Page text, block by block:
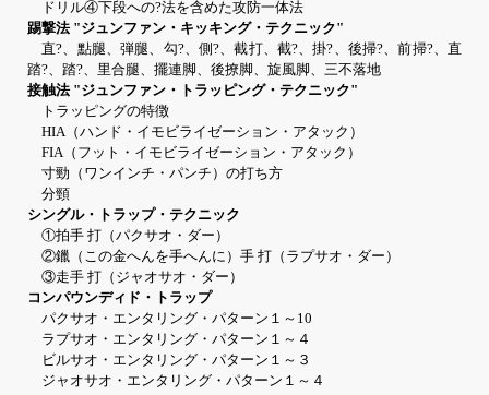
ドリル④下段への?法を含めた攻防一体法
踢撃法 "ジュンファン・キッキング・テクニック"
直?、點腿、弾腿、勾?、側?、截打、截?、掛?、後掃?、前掃?、直
踏?、踏?、里合腿、擺連脚、後撩脚、旋風脚、三不落地
接触法 "ジュンファン・トラッピング・テクニック"
トラッピングの特徴
HIA（ハンド・イモビライゼーション・アタック）
FIA（フット・イモビライゼーション・アタック）
寸勁（ワンインチ・パンチ）の打ち方
分頸
シングル・トラップ・テクニック
①拍手 打（パクサオ・ダー）
②鑞（この金へんを手へんに）手 打（ラプサオ・ダー）
③走手 打（ジャオサオ・ダー）
コンパウンディド・トラップ
パクサオ・エンタリング・パターン１～10
ラプサオ・エンタリング・パターン１～４
ビルサオ・エンタリング・パターン１～３
ジャオサオ・エンタリング・パターン１～４